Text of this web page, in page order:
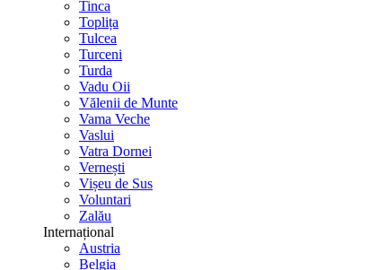
Tinca
Toplița
Tulcea
Turceni
Turda
Vadu Oii
Vălenii de Munte
Vama Veche
Vaslui
Vatra Dornei
Vernești
Vișeu de Sus
Voluntari
Zalău
Internațional
Austria
Belgia